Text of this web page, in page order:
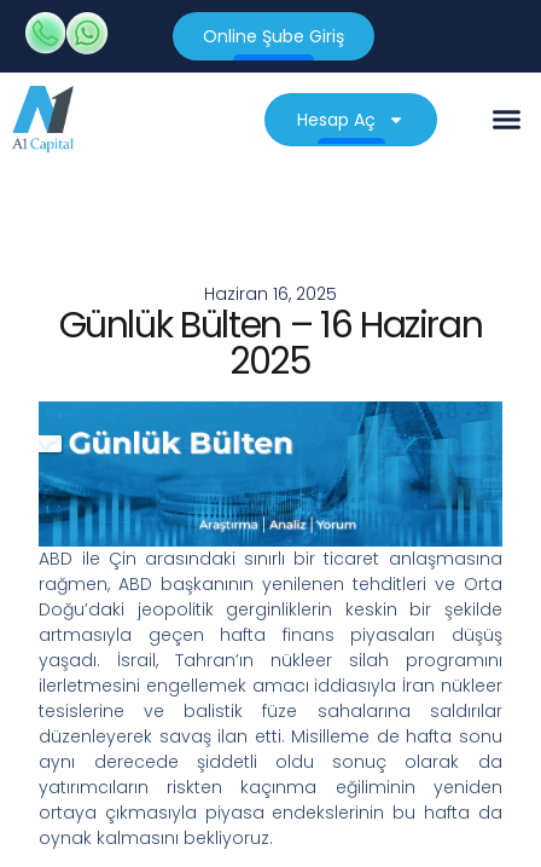
Online Şube Giriş
Hesap Aç
Haziran 16, 2025
Günlük Bülten – 16 Haziran
2025
ABD ile Çin arasındaki sınırlı bir ticaret anlaşmasına
rağmen, ABD başkanının yenilenen tehditleri ve Orta
Doğu’daki jeopolitik gerginliklerin keskin bir şekilde
artmasıyla geçen hafta finans piyasaları düşüş
yaşadı. İsrail, Tahran’ın nükleer silah programını
ilerletmesini engellemek amacı iddiasıyla İran nükleer
tesislerine ve balistik füze sahalarına saldırılar
düzenleyerek savaş ilan etti. Misilleme de hafta sonu
aynı derecede şiddetli oldu sonuç olarak da
yatırımcıların riskten kaçınma eğiliminin yeniden
ortaya çıkmasıyla piyasa endekslerinin bu hafta da
oynak kalmasını bekliyoruz.